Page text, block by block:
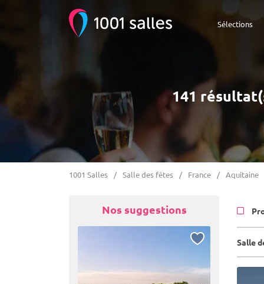
Sélections
141
1001 Salles Salle des fêtes France Aquitaine
Nos suggestions
Salle